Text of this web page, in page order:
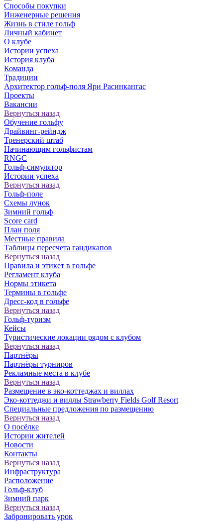
Способы покупки
Инженерные решения
Жизнь в стиле гольф
Личный кабинет
О клубе
Истории успеха
История клуба
Команда
Традиции
Архитектор гольф-поля Яри Расинкангас
Проекты
Вакансии
Вернуться назад
Обучение гольфу
Драйвинг-рейндж
Тренерский штаб
Начинающим гольфистам
RNGC
Гольф-симулятор
Истории успеха
Вернуться назад
Гольф-поле
Схемы лунок
Зимний гольф
Score card
План поля
Местные правила
Таблицы пересчета гандикапов
Вернуться назад
Правила и этикет в гольфе
Регламент клуба
Нормы этикета
Термины в гольфе
Дресс-код в гольфе
Вернуться назад
Гольф-туризм
Кейсы
Туристические локации рядом с клубом
Вернуться назад
Партнёры
Партнёры турниров
Рекламные места в клубе
Вернуться назад
Размещение в эко-коттеджах и виллах
Эко-коттеджи и виллы Strawberry Fields Golf Resort
Специальные предложения по размещению
Вернуться назад
О посёлке
Истории жителей
Новости
Контакты
Вернуться назад
Инфраструктура
Расположение
Гольф-клуб
Зимний парк
Вернуться назад
Забронировать урок